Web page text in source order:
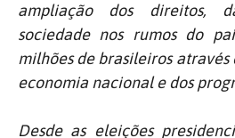
ampliação dos direitos,
sociedade nos rumos do
milhões de brasileiros
economia nacional e dos
Desde as eleições